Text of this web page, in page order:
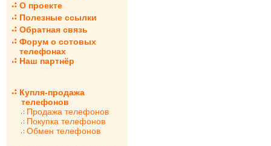
О проекте
Полезные ссылки
Обратная связь
Форум о сотовых
телефонах
Наш партнёр
Купля-продажа
телефонов
Продажа телефонов
Покупка телефонов
Обмен телефонов